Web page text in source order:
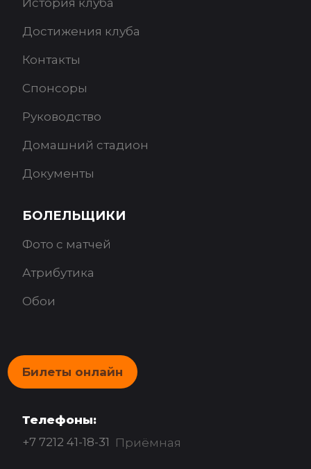
Достижения клуба
Контакты
Спонсоры
Руководство
Домашний стадион
Документы
БОЛЕЛЬЩИКИ
Фото с матчей
Атрибутика
Обои
Билеты онлайн
Телефоны:
+7 7212 41-18-31 Приёмная